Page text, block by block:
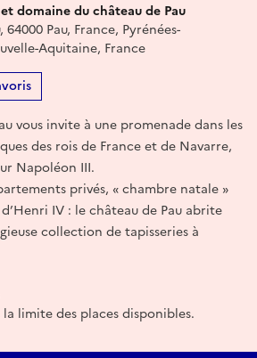
domaine du château de Pau
64000 Pau, France, Pyrénées-
Aquitaine, France
vous invite à une promenade dans les
des rois de France et de Navarre,
Napoléon III.
privés, « chambre natale »
IV : le château de Pau abrite
collection de tapisseries à
limite des places disponibles.